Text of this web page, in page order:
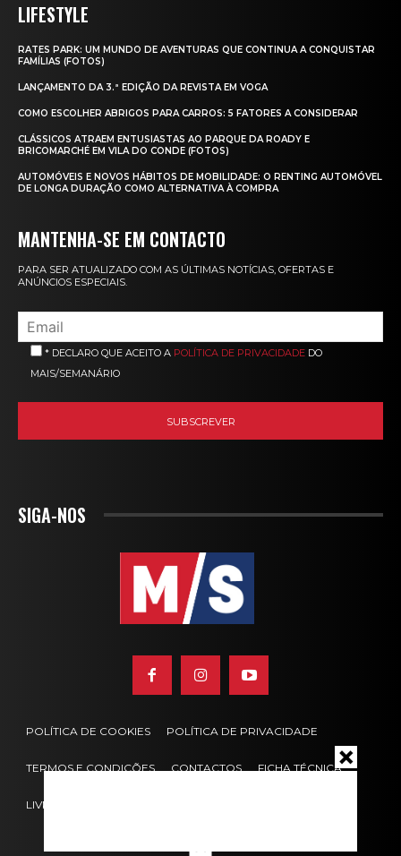
LIFESTYLE
RATES PARK: UM MUNDO DE AVENTURAS QUE CONTINUA A CONQUISTAR
FAMÍLIAS (FOTOS)
LANÇAMENTO DA 3.ª EDIÇÃO DA REVISTA EM VOGA
COMO ESCOLHER ABRIGOS PARA CARROS: 5 FATORES A CONSIDERAR
CLÁSSICOS ATRAEM ENTUSIASTAS AO PARQUE DA ROADY E
BRICOMARCHÉ EM VILA DO CONDE (FOTOS)
AUTOMÓVEIS E NOVOS HÁBITOS DE MOBILIDADE: O RENTING AUTOMÓVEL
DE LONGA DURAÇÃO COMO ALTERNATIVA À COMPRA
MANTENHA-SE EM CONTACTO
PARA SER ATUALIZADO COM AS ÚLTIMAS NOTÍCIAS, OFERTAS E
ANÚNCIOS ESPECIAIS.
* DECLARO QUE ACEITO A POLÍTICA DE PRIVACIDADE DO
MAIS/SEMANÁRIO
SIGA-NOS
POLÍTICA DE COOKIES POLÍTICA DE PRIVACIDADE
TERMOS E CONDIÇÕES CONTACTOS FICHA TÉCNICA
LIVRO DE RECLAMAÇÕES